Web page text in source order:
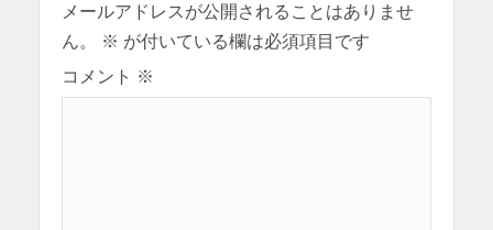
メールアドレスが公開されることはありませ
ん。
※ が付いている欄は必須項目です
コメント ※